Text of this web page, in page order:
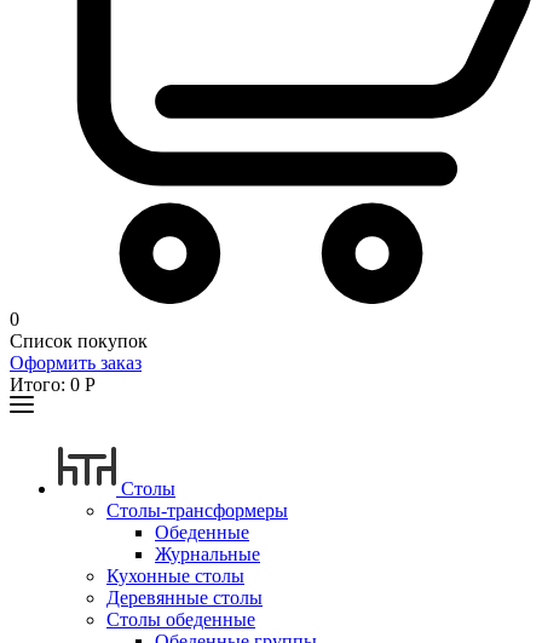
0
Список покупок
Оформить заказ
Итого: 0 Р
Столы
Столы-трансформеры
Обеденные
Журнальные
Кухонные столы
Деревянные столы
Столы обеденные